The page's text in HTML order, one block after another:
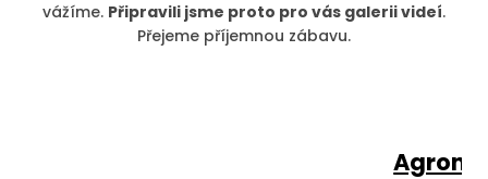
vážíme. Připravili jsme proto pro vás galerii videí.
Přejeme příjemnou zábavu.